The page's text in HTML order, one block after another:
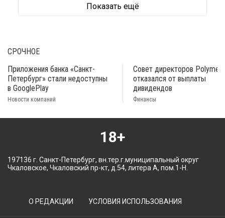
Показать ещё
СРОЧНОЕ
Приложения банка «Санкт-
Петербург» стали недоступны
в GooglePlay
Новости компаний
Совет директоров
отказался от выплаты
дивидендов
Финансы
18+
197136 г. Санкт-Петербург, вн.тер.г.муниципальный округ
Чкаловское, Чкаловский пр-кт, д.54, литера А, пом.1-Н.
О РЕДАКЦИИ УСЛОВИЯ ИСПОЛЬЗОВАНИЯ